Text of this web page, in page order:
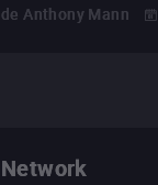
de Anthony Mann
Network